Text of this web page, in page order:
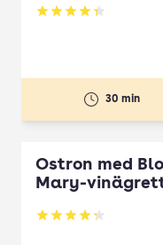
Betyg: 4.33 av 5
30 min
Ostron med
Mary-
Betyg: 4.29 av 5